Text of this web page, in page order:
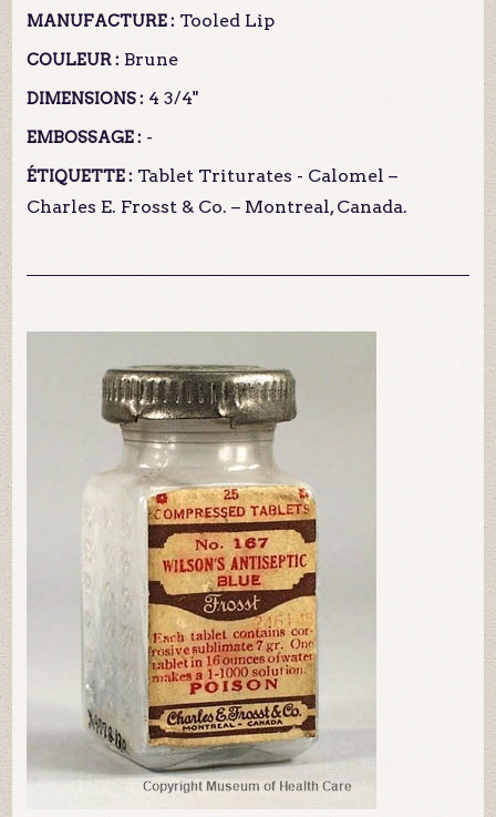
MANUFACTURE : Tooled Lip
COULEUR : Brune
DIMENSIONS : 4 3/4"
EMBOSSAGE : -
ÉTIQUETTE : Tablet Triturates - Calomel –
Charles E. Frosst & Co. – Montreal, Canada.